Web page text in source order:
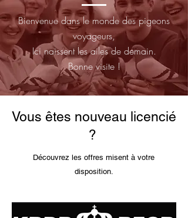
Bienvenue dans le monde des pigeons
voyageurs,
Ici naissent les ailes de demain.
Bonne visite !
Vous êtes nouveau licencié
?
Découvrez les offres misent à votre
disposition.